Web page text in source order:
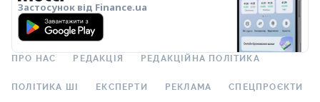
Застосунок від Finance.ua
ПРО НАС РЕДАКЦІЯ РЕДАКЦІЙНА ПОЛІТИКА
ПОЛІТИКА ШІ ЕКСПЕРТИ РЕКЛАМА СПЕЦПРОЄКТИ